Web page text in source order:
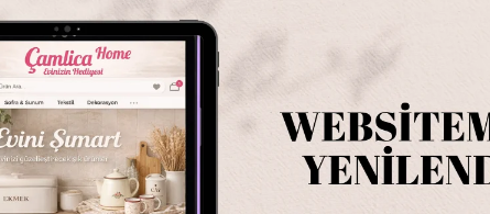
Pasta
Stok Kodu
DH-
Marka Emayra